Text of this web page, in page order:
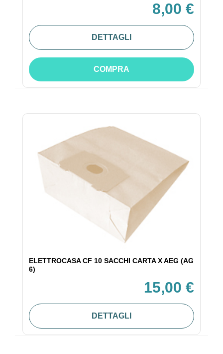
8,00 €
DETTAGLI
COMPRA
ELETTROCASA CF 10 SACCHI CARTA X AEG (AG
6)
15,00 €
DETTAGLI